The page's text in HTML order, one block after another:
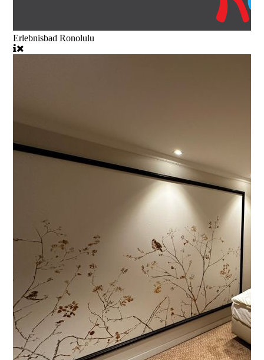
Erlebnisbad Ronolulu